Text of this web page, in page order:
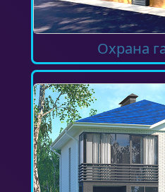
Охрана